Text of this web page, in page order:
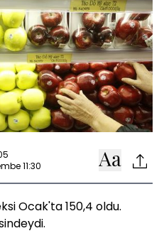
11:30
Ocak'ta 150,4 oldu.